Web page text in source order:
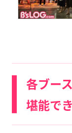
各ブー
堪能で